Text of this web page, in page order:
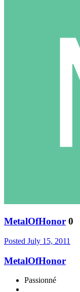
MetalOfHonor 0
Posted July 15, 2011
MetalOfHonor
Passionné